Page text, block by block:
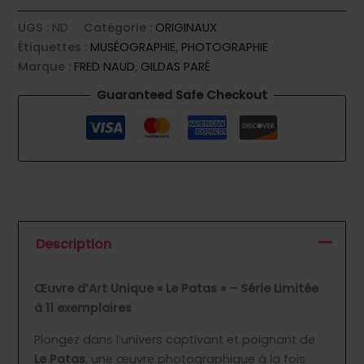
UGS : ND Catégorie : ORIGINAUX
Étiquettes : MUSÉOGRAPHIE, PHOTOGRAPHIE
Marque : FRED NAUD, GILDAS PARÉ
Guaranteed Safe Checkout
Description
Œuvre d’Art Unique « Le Patas » – Série Limitée
à 11 exemplaires
Plongez dans l’univers captivant et poignant de
Le Patas, une œuvre photographique à la fois